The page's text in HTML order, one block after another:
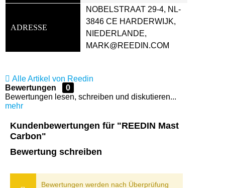
ADRESSE
NOBELSTRAAT 29-4, NL-
3846 CE HARDERWIJK,
NIEDERLANDE,
MARK@REEDIN.COM
Alle Artikel von Reedin
Bewertungen
0
Bewertungen lesen, schreiben und diskutieren...
mehr
Kundenbewertungen für "REEDIN Mast
Carbon"
Bewertung schreiben
Bewertungen werden nach Überprüfung